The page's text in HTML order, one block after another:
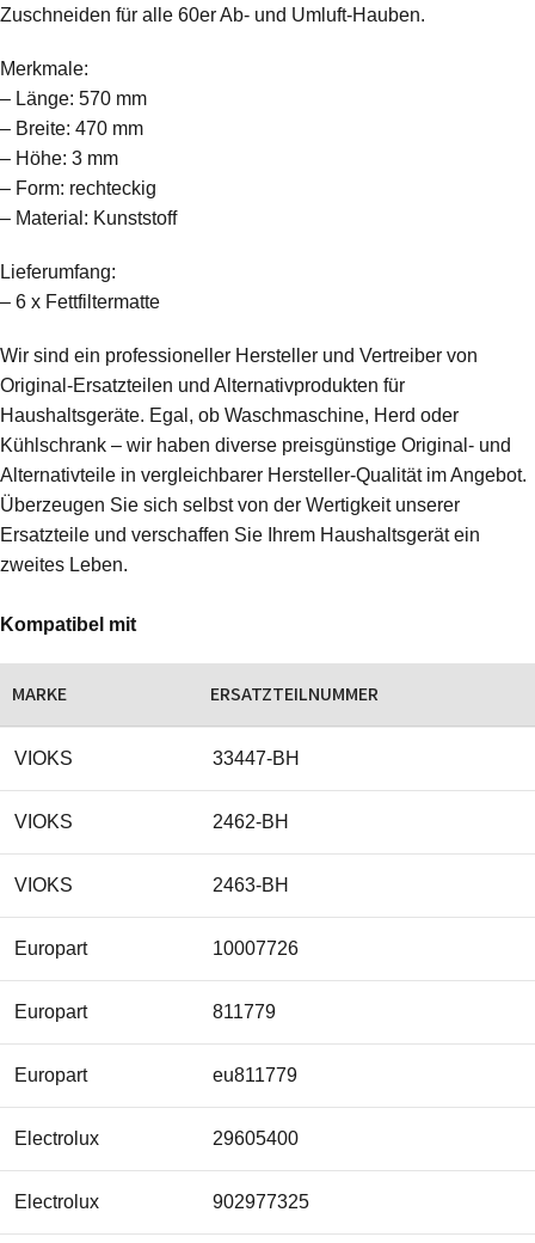
Zuschneiden für alle 60er Ab- und Umluft-Hauben.
Merkmale:
– Länge: 570 mm
– Breite: 470 mm
– Höhe: 3 mm
– Form: rechteckig
– Material: Kunststoff
Lieferumfang:
– 6 x Fettfiltermatte
Wir sind ein professioneller Hersteller und Vertreiber von
Original-Ersatzteilen und Alternativprodukten für
Haushaltsgeräte. Egal, ob Waschmaschine, Herd oder
Kühlschrank – wir haben diverse preisgünstige Original- und
Alternativteile in vergleichbarer Hersteller-Qualität im Angebot.
Überzeugen Sie sich selbst von der Wertigkeit unserer
Ersatzteile und verschaffen Sie Ihrem Haushaltsgerät ein
zweites Leben.
Kompatibel mit
MARKE ERSATZTEILNUMMER
VIOKS 33447-BH
VIOKS 2462-BH
VIOKS 2463-BH
Europart 10007726
Europart 811779
Europart eu811779
Electrolux 29605400
Electrolux 902977325